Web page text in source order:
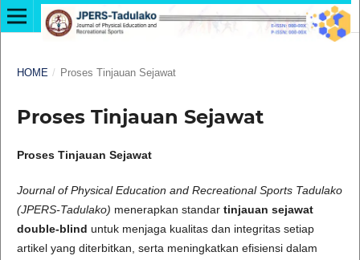
HOME / Proses Tinjauan Sejawat
Proses Tinjauan Sejawat
Proses Tinjauan Sejawat
Journal of Physical Education and Recreational Sports Tadulako
(JPERS-Tadulako) menerapkan standar tinjauan sejawat
double-blind untuk menjaga kualitas dan integritas setiap
artikel yang diterbitkan, serta meningkatkan efisiensi dalam